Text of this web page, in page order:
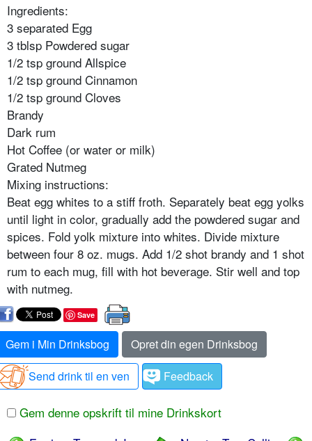
Ingredients:
3 separated Egg
3 tblsp Powdered sugar
1/2 tsp ground Allspice
1/2 tsp ground Cinnamon
1/2 tsp ground Cloves
Brandy
Dark rum
Hot Coffee (or water or milk)
Grated Nutmeg
Mixing instructions:
Beat egg whites to a stiff froth. Separately beat egg yolks
until light in color, gradually add the powdered sugar and
spices. Fold yolk mixture into whites. Divide mixture
between four 8 oz. mugs. Add 1/2 shot brandy and 1 shot
rum to each mug, fill with hot beverage. Stir well and top
with nutmeg.
Save
Gem i Min Drinksbog
Opret din egen Drinksbog
Send drink til en ven
Feedback
Gem denne opskrift til mine Drinkskort